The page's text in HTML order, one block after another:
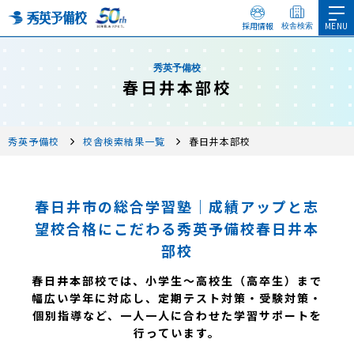
採用情報 校舎検索
秀英予備校
春日井本部校
秀英予備校 校舎検索結果一覧 春日井本部校
春日井市の総合学習塾｜成績アップと志
望校合格にこだわる秀英予備校春日井本
部校
春日井本部校では、小学生～高校生（高卒生）まで
幅広い学年に対応し、定期テスト対策・受験対策・
個別指導など、一人一人に合わせた学習サポートを
行っています。